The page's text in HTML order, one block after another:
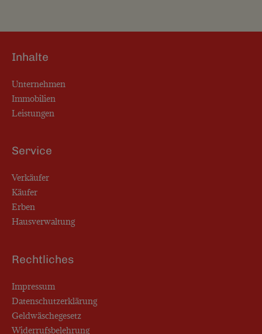
Inhalte
Unternehmen
Immobilien
Leistungen
Service
Verkäufer
Käufer
Erben
Hausverwaltung
Rechtliches
Impressum
Datenschutzerklärung
Geldwäschegesetz
Widerrufsbelehrung